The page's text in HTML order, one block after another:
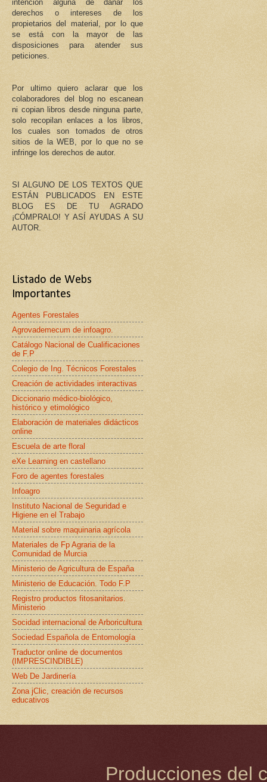
intención alguna de dañar los
derechos o intereses de los
propietarios del material, por lo que
se está con la mayor de las
disposiciones para atender sus
peticiones.
Por ultimo quiero aclarar que los
colaboradores del blog no escanean
ni copian libros desde ninguna parte,
solo recopilan enlaces a los libros,
los cuales son tomados de otros
sitios de la WEB, por lo que no se
infringe los derechos de autor.
SI ALGUNO DE LOS TEXTOS QUE
ESTÁN PUBLICADOS EN ESTE
BLOG ES DE TU AGRADO
¡CÓMPRALO! Y ASÍ AYUDAS A SU
AUTOR.
Listado de Webs
Importantes
Agentes Forestales
Agrovademecum de infoagro.
Catálogo Nacional de Cualificaciones
de F.P
Colegio de Ing. Técnicos Forestales
Creación de actividades interactivas
Diccionario médico-biológico,
histórico y etimológico
Elaboración de materiales didácticos
online
Escuela de arte floral
eXe Learning en castellano
Foro de agentes forestales
Infoagro
Instituto Nacional de Seguridad e
Higiene en el Trabajo
Material sobre maquinaria agrícola
Materiales de Fp Agraria de la
Comunidad de Murcia
Ministerio de Agricultura de España
Ministerio de Educación. Todo F.P
Registro productos fitosanitarios.
Ministerio
Socidad internacional de Arboricultura
Sociedad Española de Entomología
Traductor online de documentos
(IMPRESCINDIBLE)
Web De Jardinería
Zona jClic, creación de recursos
educativos
Producciones del